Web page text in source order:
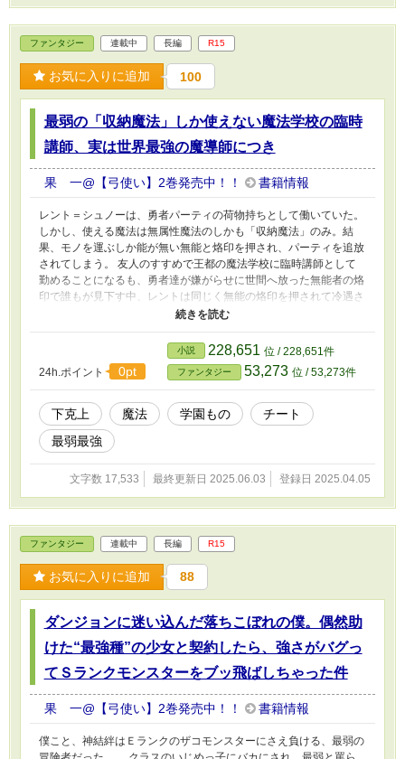
まくって陰キャ生活が無事終了したんだが～』となります。 ※こ
の作品はフィクションです。実在の人物•団体•事件•法律などとは一
切関係ありません。あらかじめご了承ください。
ファンタジー 連載中 長編 R15
お気に入りに追加 100
最弱の「収納魔法」しか使えない魔法学校の臨時
講師、実は世界最強の魔導師につき
果 一@【弓使い】2巻発売中！！ 書籍情報
レント＝シュノーは、勇者パーティの荷物持ちとして働いていた。
しかし、使える魔法は無属性魔法のしかも「収納魔法」のみ。結
果、モノを運ぶしか能が無い無能と烙印を押され、パーティを追放
されてしまう。 友人のすすめで王都の魔法学校に臨時講師として
勤めることになるも、勇者達が嫌がらせに世間へ放った無能者の烙
印で誰もが見下す中、レントは同じく無能の烙印を押されて冷遇さ
れている１年Ｆ組の担任を引き受けることになる。 しかし、世間
は知らない。 「収納魔法」しか使えないこの男が、実は世界最強
の魔導師であることを―― やがて、世界の闇を打ち払う、英雄と
なることを―― これは、「収納魔法」というただのポケットと変
わらない魔法を極めた青年が、世界の認識を覆す大魔法使いとな
る、そんな下克上物語。 ※本作はカクヨムでも公開しています。
そちらでのタイトルは『最弱の「収納魔法」しか使えない魔法学校
の臨時講師、実は世界最強の魔導師につき〜ただの荷物持ちなの
に、世界最高峰の強者共がまるで相手にならないんだが〜』となり
24h.ポイント 0pt
小説 228,651 位 / 228,651件
ファンタジー 53,273 位 / 53,273件
下克上 魔法 学園もの
チート
最弱最強
文字数 17,533 最終更新日 2025.06.03 登録日 2025.04.05
ファンタジー 連載中 長編 R15
お気に入りに追加 88
ダンジョンに迷い込んだ落ちこぼれの僕。偶然助
けた“最強種”の少女と契約したら、強さがバグっ
てＳランクモンスターをブッ飛ばしちゃった件
果 一@【弓使い】2巻発売中！！ 書籍情報
僕こと、神結絆はＥランクのザコモンスターにさえ負ける、最弱の